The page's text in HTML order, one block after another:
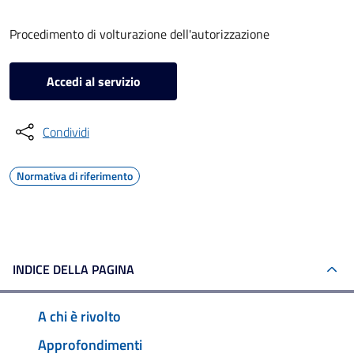
Procedimento di volturazione dell'autorizzazione
Accedi al servizio
Condividi
Normativa di riferimento
INDICE DELLA PAGINA
A chi è rivolto
Approfondimenti